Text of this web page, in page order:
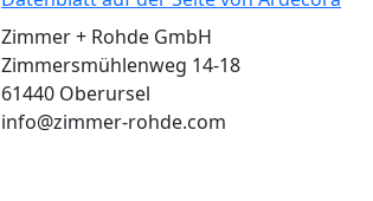
Zimmer + Rohde GmbH
Zimmersmühlenweg 14-18
61440 Oberursel
info@zimmer-rohde.com